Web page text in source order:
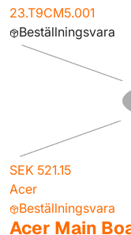
23.T9CM5.001
Beställningsvara
SEK 521.15
Acer
Beställningsvara
Acer Main